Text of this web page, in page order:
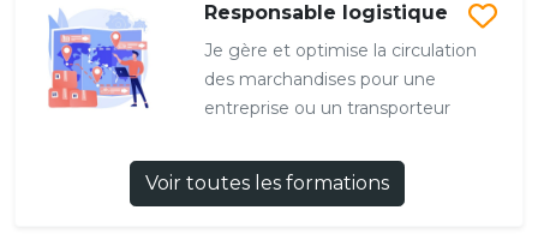
Responsable logistique
Je gère et optimise la circulation
des marchandises pour une
entreprise ou un transporteur
Voir toutes les formations